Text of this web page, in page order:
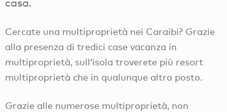
Cercate una multiproprietà nei Caraibi? Grazie
alla presenza di tredici case vacanza in
multiproprietà, sull’isola troverete più resort
multiproprietà che in qualunque altro posto.
Grazie alle numerose multiproprietà, non